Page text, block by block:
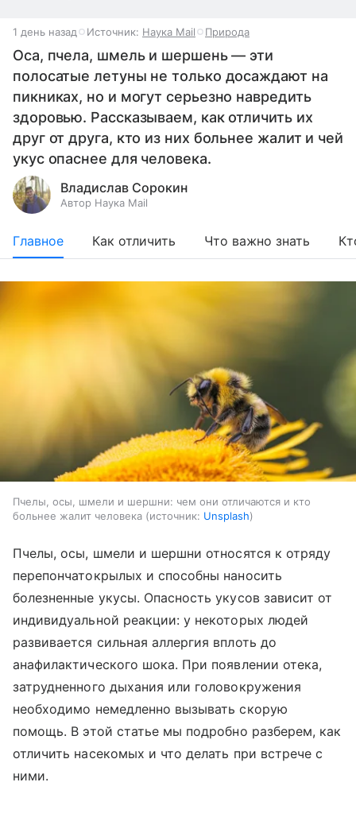
1 день назад Источник: Наука Mail Природа
Оса, пчела, шмель и шершень — эти
полосатые летуны не только досаждают на
пикниках, но и могут серьезно навредить
здоровью. Рассказываем, как отличить их
друг от друга, кто из них больнее жалит и чей
укус опаснее для человека.
Владислав Сорокин
Автор Наука Mail
Главное Как отличить Что важно знать
Пчелы, осы, шмели и шершни: чем они отличаются и кто
больнее жалит человека
источник: Unsplash
Пчелы, осы, шмели и шершни относятся к отряду
перепончатокрылых и способны наносить
болезненные укусы. Опасность укусов зависит от
индивидуальной реакции: у некоторых людей
развивается сильная аллергия вплоть до
анафилактического шока. При появлении отека,
затрудненного дыхания или головокружения
необходимо немедленно вызывать скорую
помощь. В этой статье мы подробно разберем, как
отличить насекомых и что делать при встрече с
ними.